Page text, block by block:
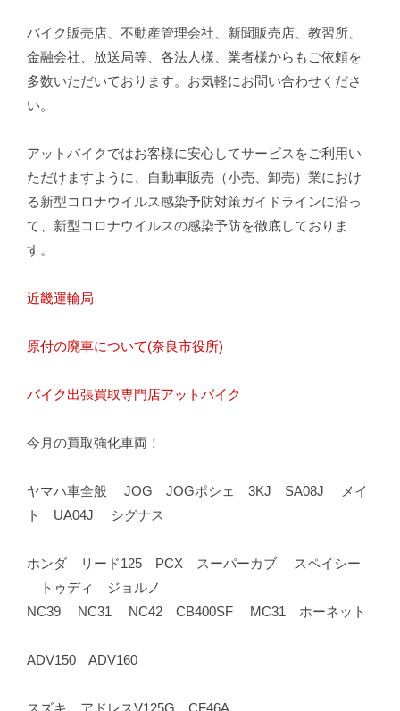
バイク販売店、不動産管理会社、新聞販売店、教習所、
金融会社、放送局等、各法人様、業者様からもご依頼を
多数いただいております。お気軽にお問い合わせくださ
い。
アットバイクではお客様に安心してサービスをご利用い
ただけますように、自動車販売（小売、卸売）業におけ
る新型コロナウイルス感染予防対策ガイドラインに沿っ
て、新型コロナウイルスの感染予防を徹底しておりま
す。
近畿運輸局
原付の廃車について(奈良市役所)
バイク出張買取専門店アットバイク
今月の買取強化車両！
ヤマハ車全般 JOG JOGポシェ 3KJ SA08J メイ
ト UA04J シグナス
ホンダ リード125 PCX スーパーカブ スペイシー
トゥディ ジョルノ
NC39 NC31 NC42 CB400SF MC31 ホーネット
ADV150 ADV160
スズキ アドレスV125G CF46A